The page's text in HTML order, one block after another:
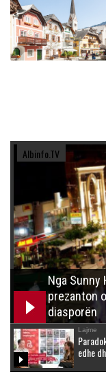
Albinfo.TV
Nga Sunny
prezanton
diasporën
Lajme
edhe